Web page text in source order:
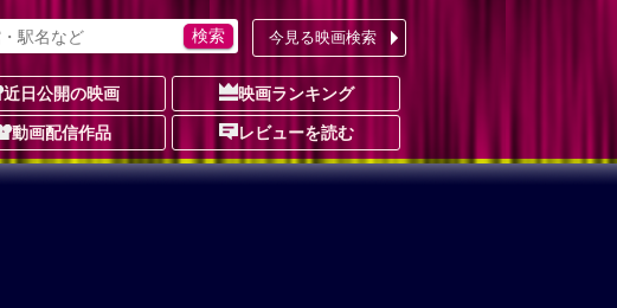
今見る映画検索
近日公開の映画 映画ランキング
動画配信作品 レビューを読む